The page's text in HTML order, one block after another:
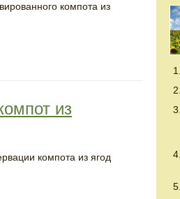
компота из
из
компота из ягод